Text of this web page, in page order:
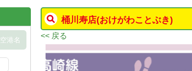
桶川寿店(おけがわことぶき)
<< 戻る
空港名